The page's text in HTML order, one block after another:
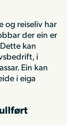
og reiseliv har
der ein er
kan
i
Ein kan
i eiga